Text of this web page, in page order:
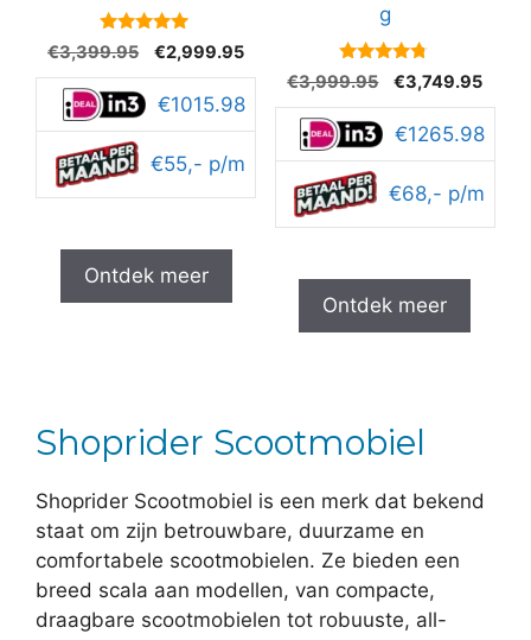
van 5
€3,399.95
Oorspronkelijke
prijs
was:
€3,399.95.
€2,999.95Huidige
prijs
is:
€2,999.95.
€1015.98
€55,- p/m
Ontdek meer
g
4.6
van 5
€3,999.95
Oorspronkelijke
prijs
was:
€3,999.95.
€3,749.95
prijs
is:
€1265.98
€68,- p/m
Ontdek meer
Shoprider Scootmobiel
Shoprider Scootmobiel is een merk dat bekend
staat om zijn betrouwbare, duurzame en
comfortabele scootmobielen. Ze bieden een
breed scala aan modellen, van compacte,
draagbare scootmobielen tot robuuste, all-